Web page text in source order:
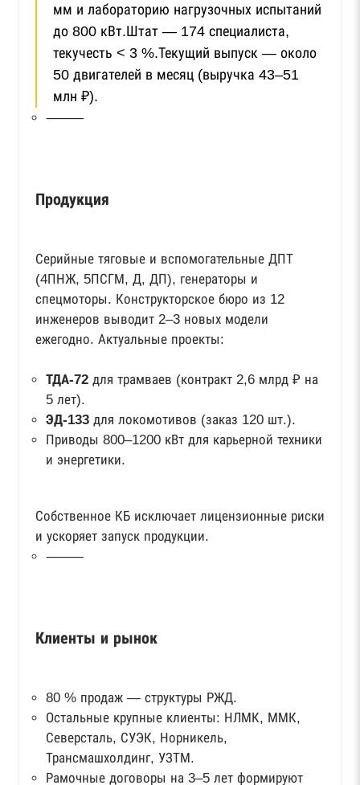
мм и лабораторию нагрузочных испытаний
до 800 кВт.Штат — 174 специалиста,
текучесть < 3 %.Текущий выпуск — около
50 двигателей в месяц (выручка 43–51
млн ₽).
⸻
Продукция
Серийные тяговые и вспомогательные ДПТ
(4ПНЖ, 5ПСГМ, Д, ДП), генераторы и
спецмоторы. Конструкторское бюро из 12
инженеров выводит 2–3 новых модели
ежегодно. Актуальные проекты:
ТДА‑72 для трамваев (контракт 2,6 млрд ₽ на
5 лет).
ЭД‑133 для локомотивов (заказ 120 шт.).
Приводы 800–1200 кВт для карьерной техники
и энергетики.
Собственное КБ исключает лицензионные риски
и ускоряет запуск продукции.
⸻
Клиенты и рынок
80 % продаж — структуры РЖД.
Остальные крупные клиенты: НЛМК, ММК,
Северсталь, СУЭК, Норникель,
Трансмашхолдинг, УЗТМ.
Рамочные договоры на 3–5 лет формируют